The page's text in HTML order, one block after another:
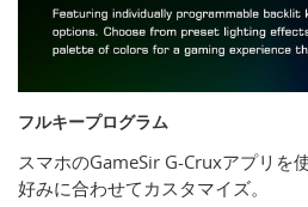
フルキープログラム
スマホのGameSir G-Cruxアプリを
好みに合わせてカスタマイズ。